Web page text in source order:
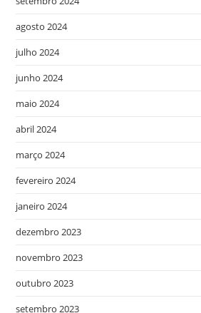
agosto 2024
julho 2024
junho 2024
maio 2024
abril 2024
março 2024
fevereiro 2024
janeiro 2024
dezembro 2023
novembro 2023
outubro 2023
setembro 2023